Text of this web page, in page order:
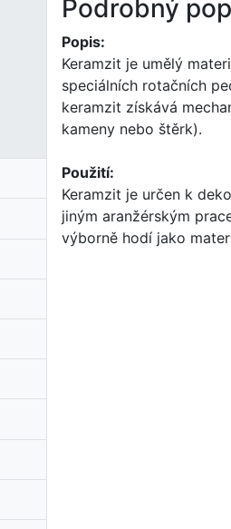
Podrobný
Popis:
Keramzit je umělý
speciálních rotačních
keramzit získává
kameny nebo štěrk).
Použití:
Keramzit je určen k
jiným aranžérským
výborně hodí jako